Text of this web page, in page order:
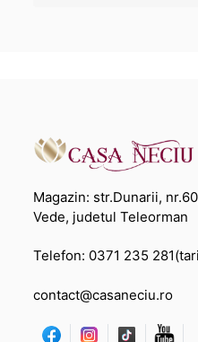
Magazin: str.Dunarii,
Vede, judetul Teleorman
Telefon: 0371 235 281
contact@casaneciu.ro